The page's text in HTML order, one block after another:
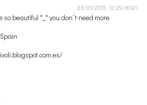
23/01/2015, 12:29
so beautiful *_* you don´t need more